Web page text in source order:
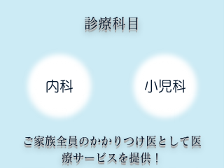
診療科目
内科 小児科
​ご家族全員のかかりつけ医として医
療サービスを提供！